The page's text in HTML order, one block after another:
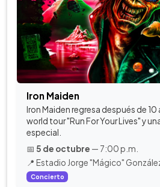
Iron Maiden
Iron Maiden regresa después de 10
world tour "Run For Your Lives" y
especial.
📅 5 de octubre — 7:00 p.m.
📍 Estadio Jorge "Mágico"
Concierto